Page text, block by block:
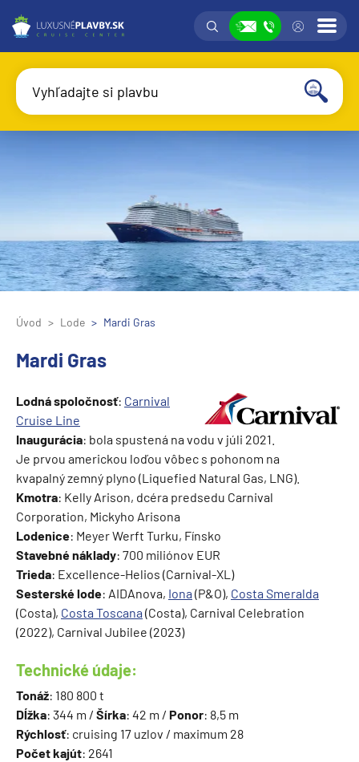
Vyhľadávanie
Vyhľadať
Vyhľadajte si plavbu
Úvod Lode Mardi Gras
Mardi Gras
Lodná spoločnosť: Carnival
Cruise Line
Inaugurácia: bola spustená na vodu v júli 2021.
Je prvou americkou loďou vôbec s pohonom na
kvapalný zemný plyno (Liquefied Natural Gas, LNG).
Kmotra: Kelly Arison, dcéra predsedu Carnival
Corporation, Mickyho Arisona
Lodenice: Meyer Werft Turku, Fínsko
Stavebné náklady: 700 miliónov EUR
Trieda: Excellence-Helios (Carnival-XL)
Sesterské lode: AIDAnova, Iona (P&O), Costa Smeralda
(Costa), Costa Toscana (Costa), Carnival Celebration
(2022), Carnival Jubilee (2023)
Technické údaje:
Tonáž: 180 800 t
Dĺžka: 344 m / Šírka: 42 m / Ponor: 8,5 m
Rýchlosť: cruising 17 uzlov / maximum 28
Počet kajút: 2641